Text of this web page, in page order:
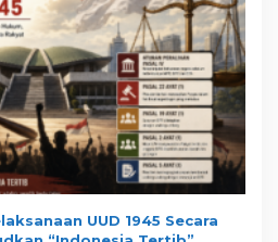
UUD 1945 Secara